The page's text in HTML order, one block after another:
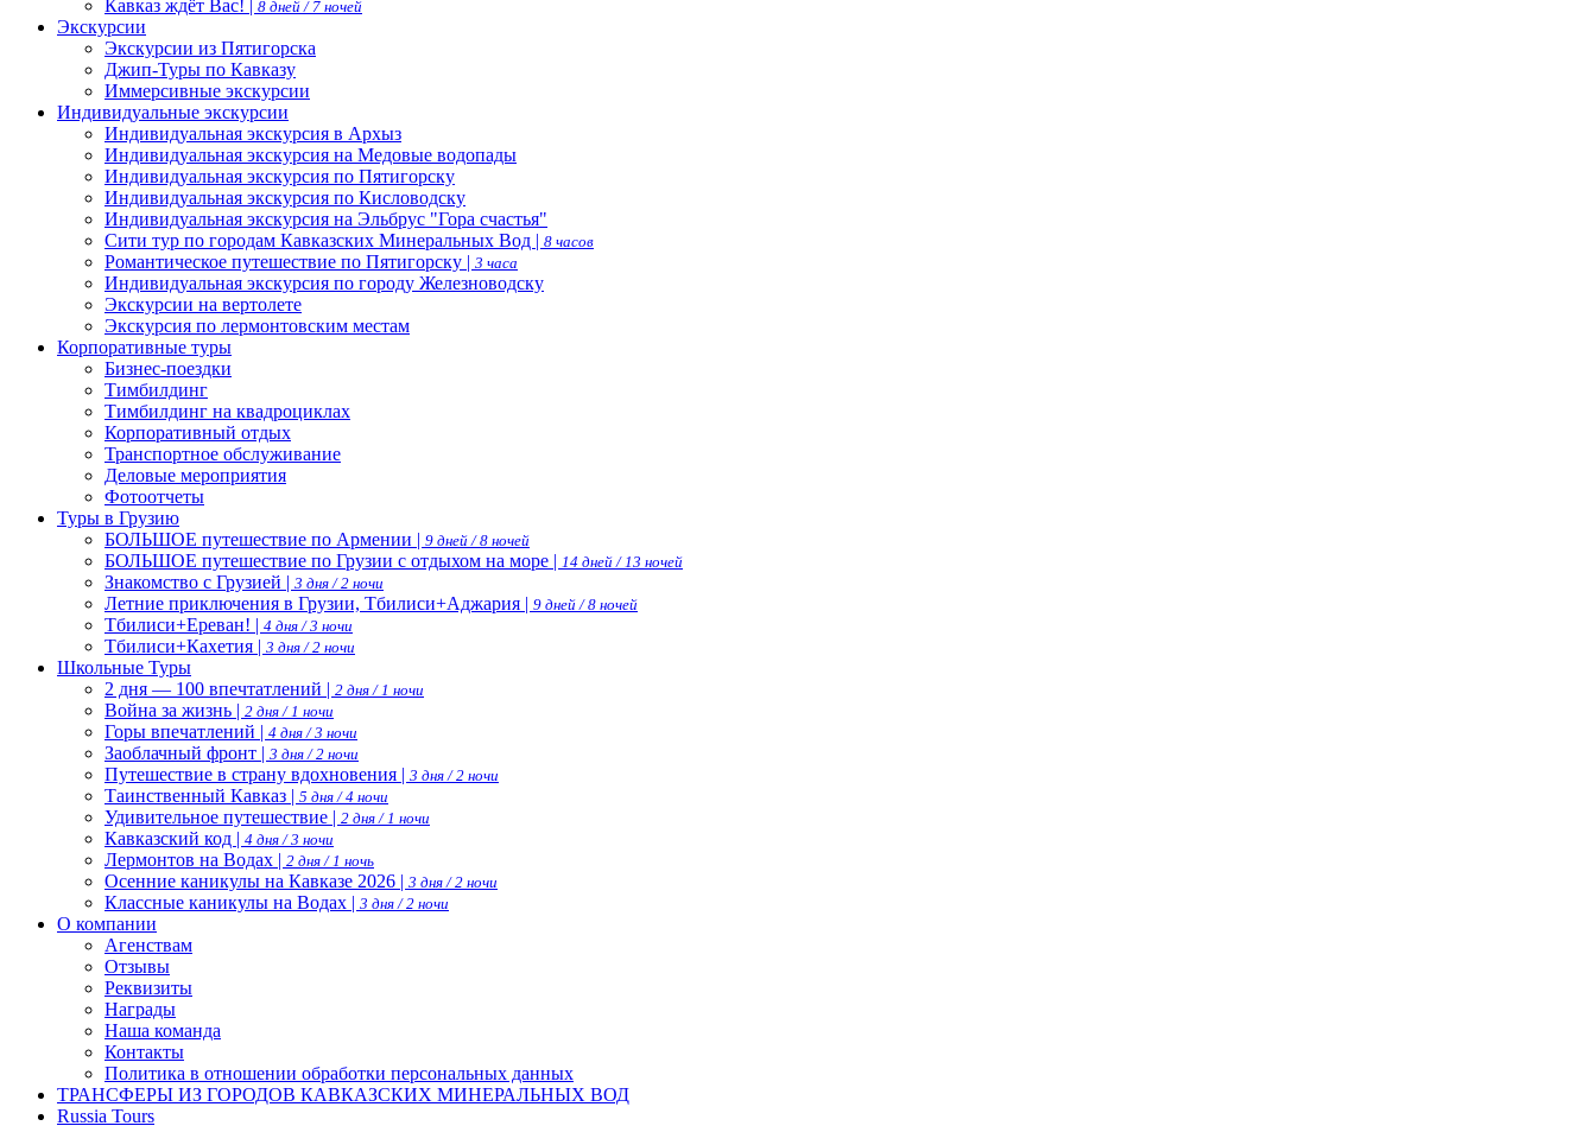
Кавказ ждёт Вас! | 8 дней / 7 ночей
Экскурсии
Экскурсии из Пятигорска
Джип-Туры по Кавказу
Иммерсивные экскурсии
Индивидуальные экскурсии
Индивидуальная экскурсия в Архыз
Индивидуальная экскурсия на Медовые водопады
Индивидуальная экскурсия по Пятигорску
Индивидуальная экскурсия по Кисловодску
Индивидуальная экскурсия на Эльбрус "Гора счастья"
Сити тур по городам Кавказских Минеральных Вод | 8 часов
Романтическое путешествие по Пятигорску | 3 часа
Индивидуальная экскурсия по городу Железноводску
Экскурсии на вертолете
Экскурсия по лермонтовским местам
Корпоративные туры
Бизнес-поездки
Тимбилдинг
Тимбилдинг на квадроциклах
Корпоративный отдых
Транспортное обслуживание
Деловые мероприятия
Фотоотчеты
Туры в Грузию
БОЛЬШОЕ путешествие по Армении | 9 дней / 8 ночей
БОЛЬШОЕ путешествие по Грузии с отдыхом на море | 14 дней / 13 ночей
Знакомство с Грузией | 3 дня / 2 ночи
Летние приключения в Грузии, Тбилиси+Аджария | 9 дней / 8 ночей
Тбилиси+Ереван! | 4 дня / 3 ночи
Тбилиси+Кахетия | 3 дня / 2 ночи
Школьные Туры
2 дня — 100 впечтатлений | 2 дня / 1 ночи
Война за жизнь | 2 дня / 1 ночи
Горы впечатлений | 4 дня / 3 ночи
Заоблачный фронт | 3 дня / 2 ночи
Путешествие в страну вдохновения | 3 дня / 2 ночи
Таинственный Кавказ | 5 дня / 4 ночи
Удивительное путешествие | 2 дня / 1 ночи
Кавказский код | 4 дня / 3 ночи
Лермонтов на Водах | 2 дня / 1 ночь
Осенние каникулы на Кавказе 2026 | 3 дня / 2 ночи
Классные каникулы на Водах | 3 дня / 2 ночи
О компании
Агенствам
Отзывы
Реквизиты
Награды
Наша команда
Контакты
Политика в отношении обработки персональных данных
ТРАНСФЕРЫ ИЗ ГОРОДОВ КАВКАЗСКИХ МИНЕРАЛЬНЫХ ВОД
Russia Tours